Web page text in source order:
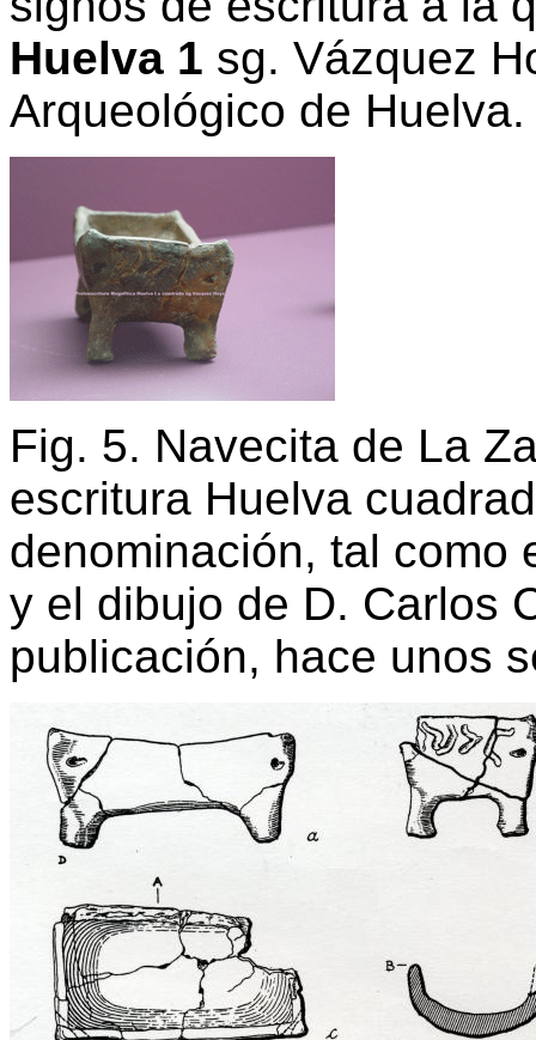
Huelva 1 sg. Vázquez
Arqueológico de
Fig. 5. Navecita de La
escritura Huelva
denominación, tal como
y el dibujo de D. Carlos
publicación, hace unos